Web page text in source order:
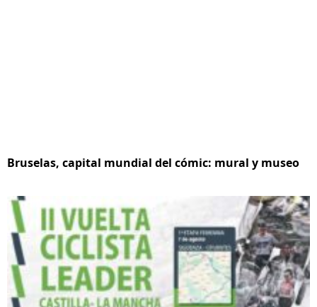
Bruselas, capital mundial del cómic: mural y museo